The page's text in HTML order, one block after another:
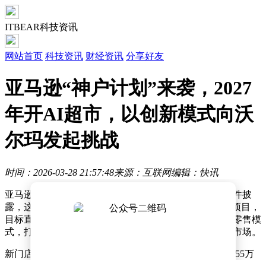
ITBEAR科技资讯
网站首页 科技资讯 财经资讯 分享好友
亚马逊“神户计划”来袭，2027
年开AI超市，以创新模式向沃
尔玛发起挑战
时间：2026-03-28 21:57:48来源：互联网编辑：快讯
亚马逊正酝酿一场实体零售领域的重大变革。据内部文件披
露，这家电商巨头正在推进一项名为“神户计划”的战略项目，
目标直指线下超市赛道，计划通过融合前沿科技与传统零售模
式，打造新一代智慧门店，首批门店预计于2027年亮相市场。
新门店将颠覆传统超市的运营逻辑。每家门店面积约22.55万